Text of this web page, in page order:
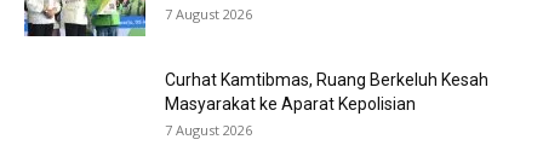
7 August 2026
Curhat Kamtibmas, Ruang Berkeluh Kesah
Masyarakat ke Aparat Kepolisian
7 August 2026